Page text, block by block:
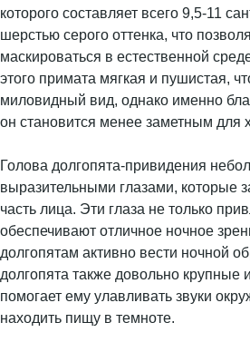
которого составляет всего 9,5-11
шерстью серого оттенка, что
маскироваться в естественной
этого примата мягкая и пушистая,
миловидный вид, однако именно
он становится менее заметным для
Голова долгопята-привидения
выразительными глазами, которые
часть лица. Эти глаза не только
обеспечивают отличное ночное
долгопятам активно вести ночной
долгопята также довольно крупные
помогает ему улавливать звуки
находить пищу в темноте.